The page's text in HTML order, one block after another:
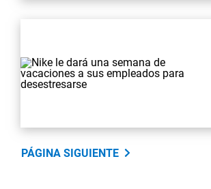
PÁGINA SIGUIENTE